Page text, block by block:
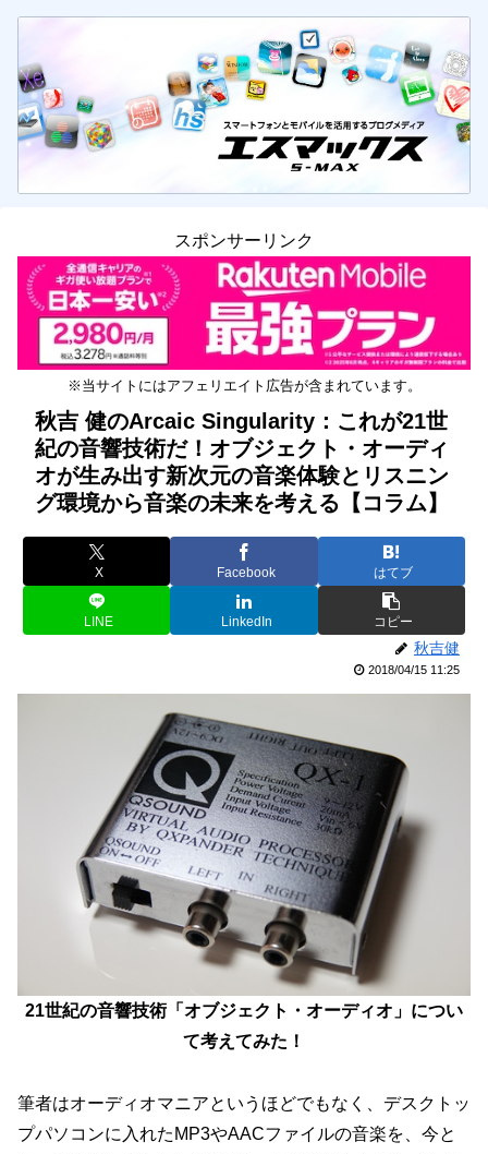
スポンサーリンク
※当サイトにはアフェリエイト広告が含まれています。
秋吉 健のArcaic Singularity：これが21世
紀の音響技術だ！オブジェクト・オーディ
オが生み出す新次元の音楽体験とリスニン
グ環境から音楽の未来を考える【コラム】
X Facebook はてブ
LINE LinkedIn コピー
秋吉健
2018/04/15 11:25
21世紀の音響技術「オブジェクト・オーディオ」につい
て考えてみた！
筆者はオーディオマニアというほどでもなく、デスクトッ
プパソコンに入れたMP3やAACファイルの音楽を、今と